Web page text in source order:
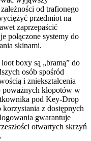
od trafionego
przedmiot na
zaprzepaścić
połączone systemy do
skinami.
boxy są „bramą” do
osób spośród
i zniekształcenia
poważnych kłopotów w
pod Key-Drop
z dostępnych
gwarantuje
otwartych skrzyń